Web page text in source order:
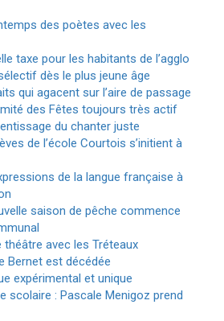
des poètes avec les
taxe pour les habitants de l’agglo
dès le plus jeune âge
qui agacent sur l’aire de passage
des Fêtes toujours très actif
du chanter juste
de l’école Courtois s’initient à
de la langue française à
saison de pêche commence
théâtre avec les Tréteaux
Bernet est décédée
expérimental et unique
scolaire : Pascale Menigoz prend